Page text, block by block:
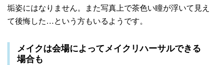
垢姿にはなりません。また写真上で茶色い瞳が浮いて見え
て後悔した…という方もいるようです。
メイクは会場によってメイクリハーサルできる
場合も